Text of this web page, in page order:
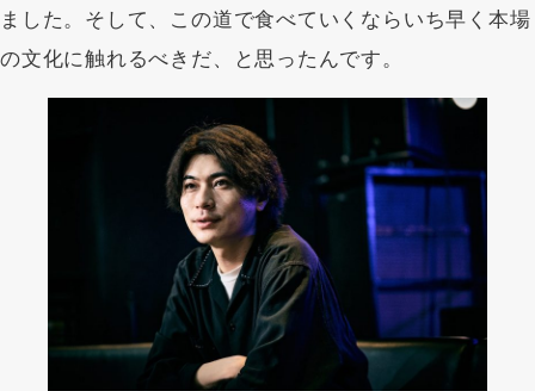
ました。そして、この道で食べていくならいち早く本場
の文化に触れるべきだ、と思ったんです。